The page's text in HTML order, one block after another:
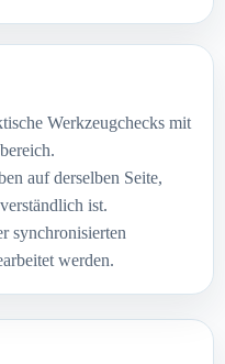
Werkzeugchecks mit
auf derselben Seite,
ist.
synchronisierten
werden.